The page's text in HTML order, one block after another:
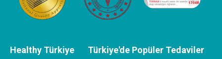
Healthy Türkiye Türkiye'de Popüler Tedaviler